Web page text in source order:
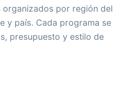
organizados por región del
y país. Cada programa se
presupuesto y estilo de